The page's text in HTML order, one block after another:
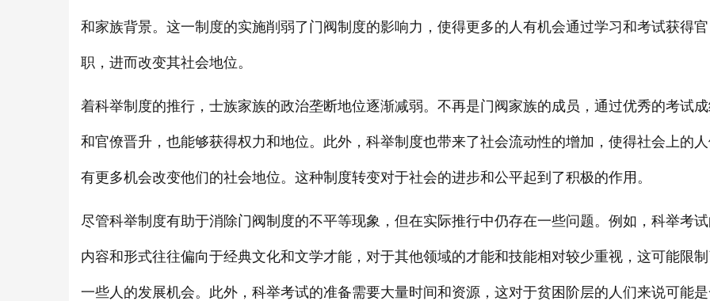
和家族背景。这一制度的实施削弱了门阀制度的影响力，使得更多的人有机会通过学习和考试获得官
职，进而改变其社会地位。
着科举制度的推行，士族家族的政治垄断地位逐渐减弱。不再是门阀家族的成员，通过优秀的考试
和官僚晋升，也能够获得权力和地位。此外，科举制度也带来了社会流动性的增加，使得社会上的人
有更多机会改变他们的社会地位。这种制度转变对于社会的进步和公平起到了积极的作用。
尽管科举制度有助于消除门阀制度的不平等现象，但在实际推行中仍存在一些问题。例如，科举考
内容和形式往往偏向于经典文化和文学才能，对于其他领域的才能和技能相对较少重视，这可能限制
一些人的发展机会。此外，科举考试的准备需要大量时间和资源，这对于贫困阶层的人们来说可能